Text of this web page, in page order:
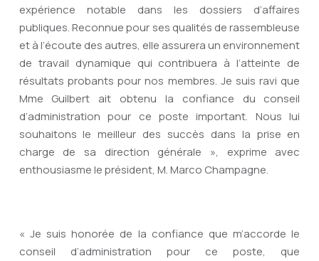
expérience notable dans les dossiers d’affaires
publiques. Reconnue pour ses qualités de rassembleuse
et à l’écoute des autres, elle assurera un environnement
de travail dynamique qui contribuera à l’atteinte de
résultats probants pour nos membres. Je suis ravi que
Mme Guilbert ait obtenu la confiance du conseil
d’administration pour ce poste important. Nous lui
souhaitons le meilleur des succès dans la prise en
charge de sa direction générale », exprime avec
enthousiasme le président, M. Marco Champagne.
« Je suis honorée de la confiance que m’accorde le
conseil d’administration pour ce poste, que